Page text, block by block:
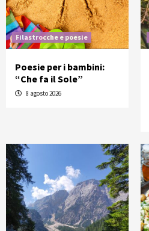
Filastrocche e poesie
Poesie per i bambini:
“Che fa il Sole”
8 agosto 2026